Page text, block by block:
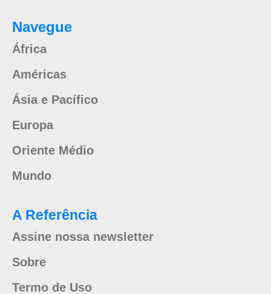
Navegue
África
Américas
Ásia e Pacífico
Europa
Oriente Médio
Mundo
A Referência
Assine nossa newsletter
Sobre
Termo de Uso